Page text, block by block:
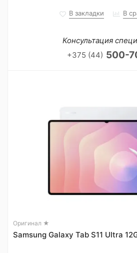
В закладки В
Консультация
+375 (44) 500-
Оригинал ★
Samsung Galaxy Tab S11 Ultra